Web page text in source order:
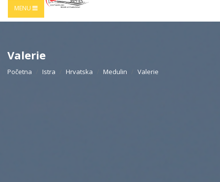
MENU
Valerie
Početna Istra Hrvatska Medulin Valerie